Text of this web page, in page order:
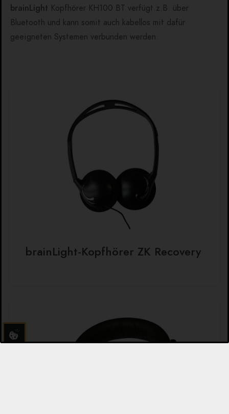
brainLight Kopfhörer KH100 BT verfügt z.B. über
Bluetooth und kann somit auch kabellos mit dafür
geeigneten Systemen verbunden werden.
brainLight-Kopfhörer ZK Recovery